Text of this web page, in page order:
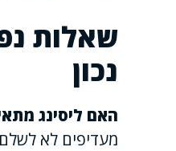
שאלות
נכון
האם ליסינג
מעדיפים לא